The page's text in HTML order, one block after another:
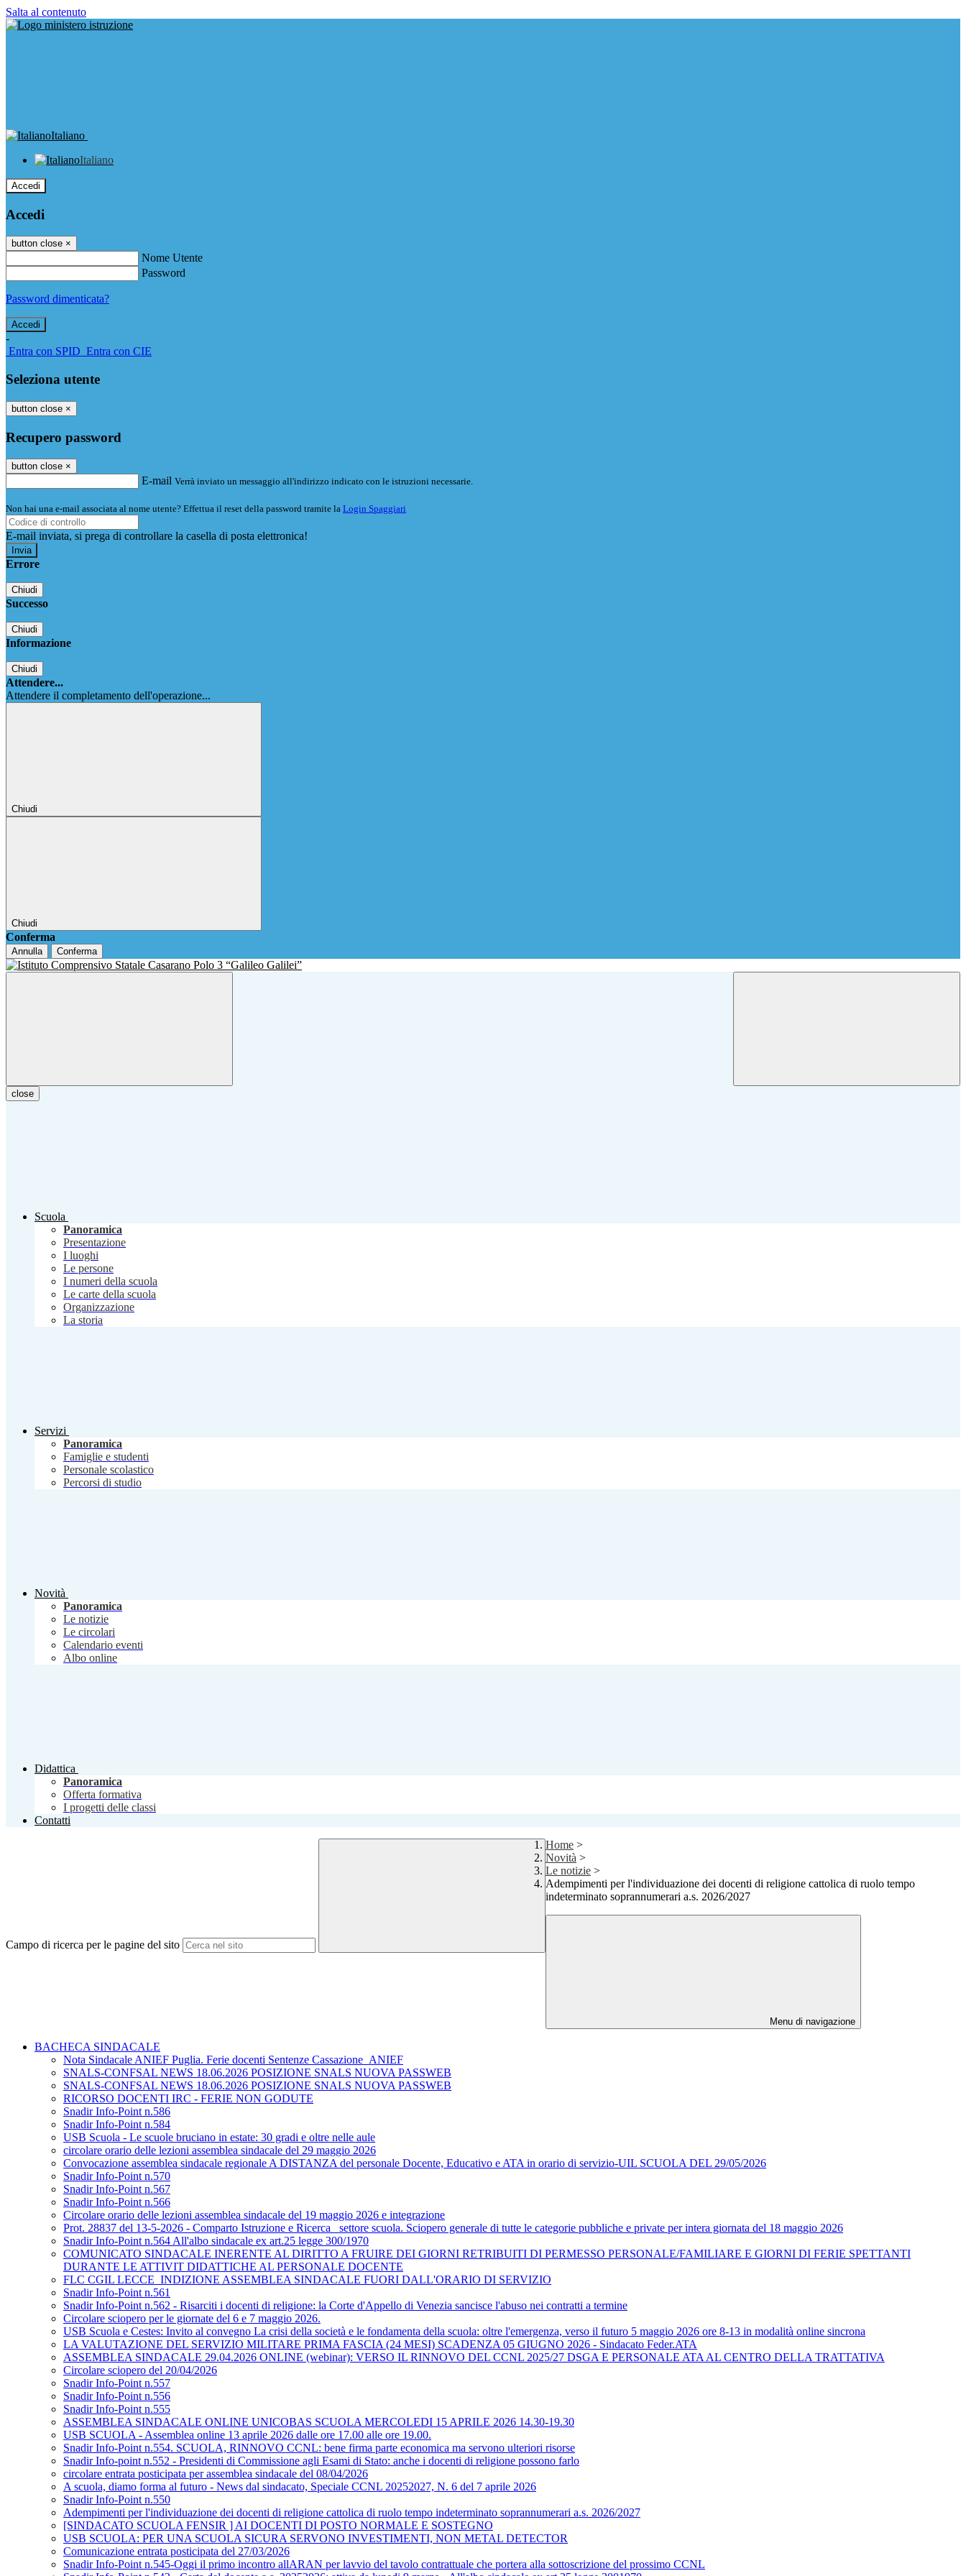
Salta al contenuto
Italiano
Italiano
Accedi
Accedi
button close ×
Nome Utente
Password
Password dimenticata?
-
Entra con SPID Entra con CIE
Seleziona utente
button close ×
Recupero password
button close ×
E-mail Verrà inviato un messaggio all'indirizzo indicato con le istruzioni necessarie.
Non hai una e-mail associata al nome utente? Effettua il reset della password tramite la Login Spaggiari
E-mail inviata, si prega di controllare la casella di posta elettronica!
Errore
Chiudi
Successo
Chiudi
Informazione
Chiudi
Attendere...
Attendere il completamento dell'operazione...
Chiudi
Chiudi
Conferma
Annulla Conferma
close
Scuola
Panoramica
Presentazione
I luoghi
Le persone
I numeri della scuola
Le carte della scuola
Organizzazione
La storia
Servizi
Panoramica
Famiglie e studenti
Personale scolastico
Percorsi di studio
Novità
Panoramica
Le notizie
Le circolari
Calendario eventi
Albo online
Didattica
Panoramica
Offerta formativa
I progetti delle classi
Contatti
Campo di ricerca per le pagine del sito
Home >
Novità >
Le notizie >
Adempimenti per l'individuazione dei docenti di religione cattolica di ruolo tempo
indeterminato soprannumerari a.s. 2026/2027
Menu di navigazione
BACHECA SINDACALE
Nota Sindacale ANIEF Puglia. Ferie docenti Sentenze Cassazione_ANIEF
SNALS-CONFSAL NEWS 18.06.2026 POSIZIONE SNALS NUOVA PASSWEB
SNALS-CONFSAL NEWS 18.06.2026 POSIZIONE SNALS NUOVA PASSWEB
RICORSO DOCENTI IRC - FERIE NON GODUTE
Snadir Info-Point n.586
Snadir Info-Point n.584
USB Scuola - Le scuole bruciano in estate: 30 gradi e oltre nelle aule
circolare orario delle lezioni assemblea sindacale del 29 maggio 2026
Convocazione assemblea sindacale regionale A DISTANZA del personale Docente, Educativo e ATA in orario di servizio-UIL SCUOLA DEL 29/05/2026
Snadir Info-Point n.570
Snadir Info-Point n.567
Snadir Info-Point n.566
Circolare orario delle lezioni assemblea sindacale del 19 maggio 2026 e integrazione
Prot. 28837 del 13-5-2026 - Comparto Istruzione e Ricerca_ settore scuola. Sciopero generale di tutte le categorie pubbliche e private per intera giornata del 18 maggio 2026
Snadir Info-Point n.564 All'albo sindacale ex art.25 legge 300/1970
COMUNICATO SINDACALE INERENTE AL DIRITTO A FRUIRE DEI GIORNI RETRIBUITI DI PERMESSO PERSONALE/FAMILIARE E GIORNI DI FERIE SPETTANTI
DURANTE LE ATTIVIT DIDATTICHE AL PERSONALE DOCENTE
FLC CGIL LECCE_INDIZIONE ASSEMBLEA SINDACALE FUORI DALL'ORARIO DI SERVIZIO
Snadir Info-Point n.561
Snadir Info-Point n.562 - Risarciti i docenti di religione: la Corte d'Appello di Venezia sancisce l'abuso nei contratti a termine
Circolare sciopero per le giornate del 6 e 7 maggio 2026.
USB Scuola e Cestes: Invito al convegno La crisi della società e le fondamenta della scuola: oltre l'emergenza, verso il futuro 5 maggio 2026 ore 8-13 in modalità online sincrona
LA VALUTAZIONE DEL SERVIZIO MILITARE PRIMA FASCIA (24 MESI) SCADENZA 05 GIUGNO 2026 - Sindacato Feder.ATA
ASSEMBLEA SINDACALE 29.04.2026 ONLINE (webinar): VERSO IL RINNOVO DEL CCNL 2025/27 DSGA E PERSONALE ATA AL CENTRO DELLA TRATTATIVA
Circolare sciopero del 20/04/2026
Snadir Info-Point n.557
Snadir Info-Point n.556
Snadir Info-Point n.555
ASSEMBLEA SINDACALE ONLINE UNICOBAS SCUOLA MERCOLEDI 15 APRILE 2026 14.30-19.30
USB SCUOLA - Assemblea online 13 aprile 2026 dalle ore 17.00 alle ore 19.00.
Snadir Info-Point n.554. SCUOLA, RINNOVO CCNL: bene firma parte economica ma servono ulteriori risorse
Snadir Info-point n.552 - Presidenti di Commissione agli Esami di Stato: anche i docenti di religione possono farlo
circolare entrata posticipata per assemblea sindacale del 08/04/2026
A scuola, diamo forma al futuro - News dal sindacato, Speciale CCNL 20252027, N. 6 del 7 aprile 2026
Snadir Info-Point n.550
Adempimenti per l'individuazione dei docenti di religione cattolica di ruolo tempo indeterminato soprannumerari a.s. 2026/2027
[SINDACATO SCUOLA FENSIR ] AI DOCENTI DI POSTO NORMALE E SOSTEGNO
USB SCUOLA: PER UNA SCUOLA SICURA SERVONO INVESTIMENTI, NON METAL DETECTOR
Comunicazione entrata posticipata del 27/03/2026
Snadir Info-Point n.545-Oggi il primo incontro allARAN per lavvio del tavolo contrattuale che portera alla sottoscrizione del prossimo CCNL